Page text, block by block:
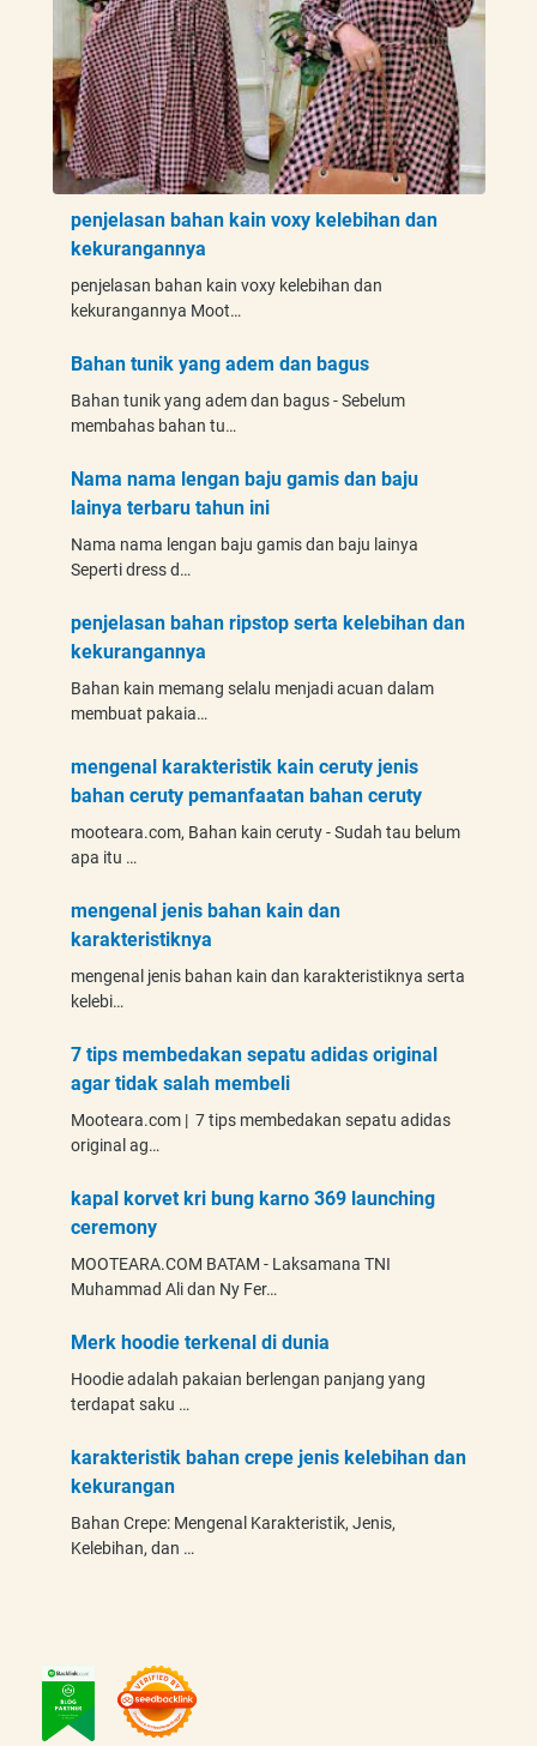
penjelasan bahan kain voxy kelebihan dan
kekurangannya
penjelasan bahan kain voxy kelebihan dan
kekurangannya Moot…
Bahan tunik yang adem dan bagus
Bahan tunik yang adem dan bagus - Sebelum
membahas bahan tu…
Nama nama lengan baju gamis dan baju
lainya terbaru tahun ini
Nama nama lengan baju gamis dan baju lainya
Seperti dress d…
penjelasan bahan ripstop serta kelebihan dan
kekurangannya
Bahan kain memang selalu menjadi acuan dalam
membuat pakaia…
mengenal karakteristik kain ceruty jenis
bahan ceruty pemanfaatan bahan ceruty
mooteara.com, Bahan kain ceruty - Sudah tau belum
apa itu …
mengenal jenis bahan kain dan
karakteristiknya
mengenal jenis bahan kain dan karakteristiknya serta
kelebi…
7 tips membedakan sepatu adidas original
agar tidak salah membeli
Mooteara.com | 7 tips membedakan sepatu adidas
original ag…
kapal korvet kri bung karno 369 launching
ceremony
MOOTEARA.COM BATAM - Laksamana TNI
Muhammad Ali dan Ny Fer…
Merk hoodie terkenal di dunia
Hoodie adalah pakaian berlengan panjang yang
terdapat saku …
karakteristik bahan crepe jenis kelebihan dan
kekurangan
Bahan Crepe: Mengenal Karakteristik, Jenis,
Kelebihan, dan …